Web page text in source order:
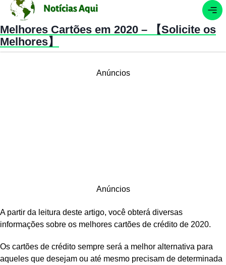
Melhores Cartões em 2020 – 【Solicite os
Melhores】
Anúncios
Anúncios
A partir da leitura deste artigo, você obterá diversas
informações sobre os melhores cartões de crédito de 2020.
Os cartões de crédito sempre será a melhor alternativa para
aqueles que desejam ou até mesmo precisam de determinada